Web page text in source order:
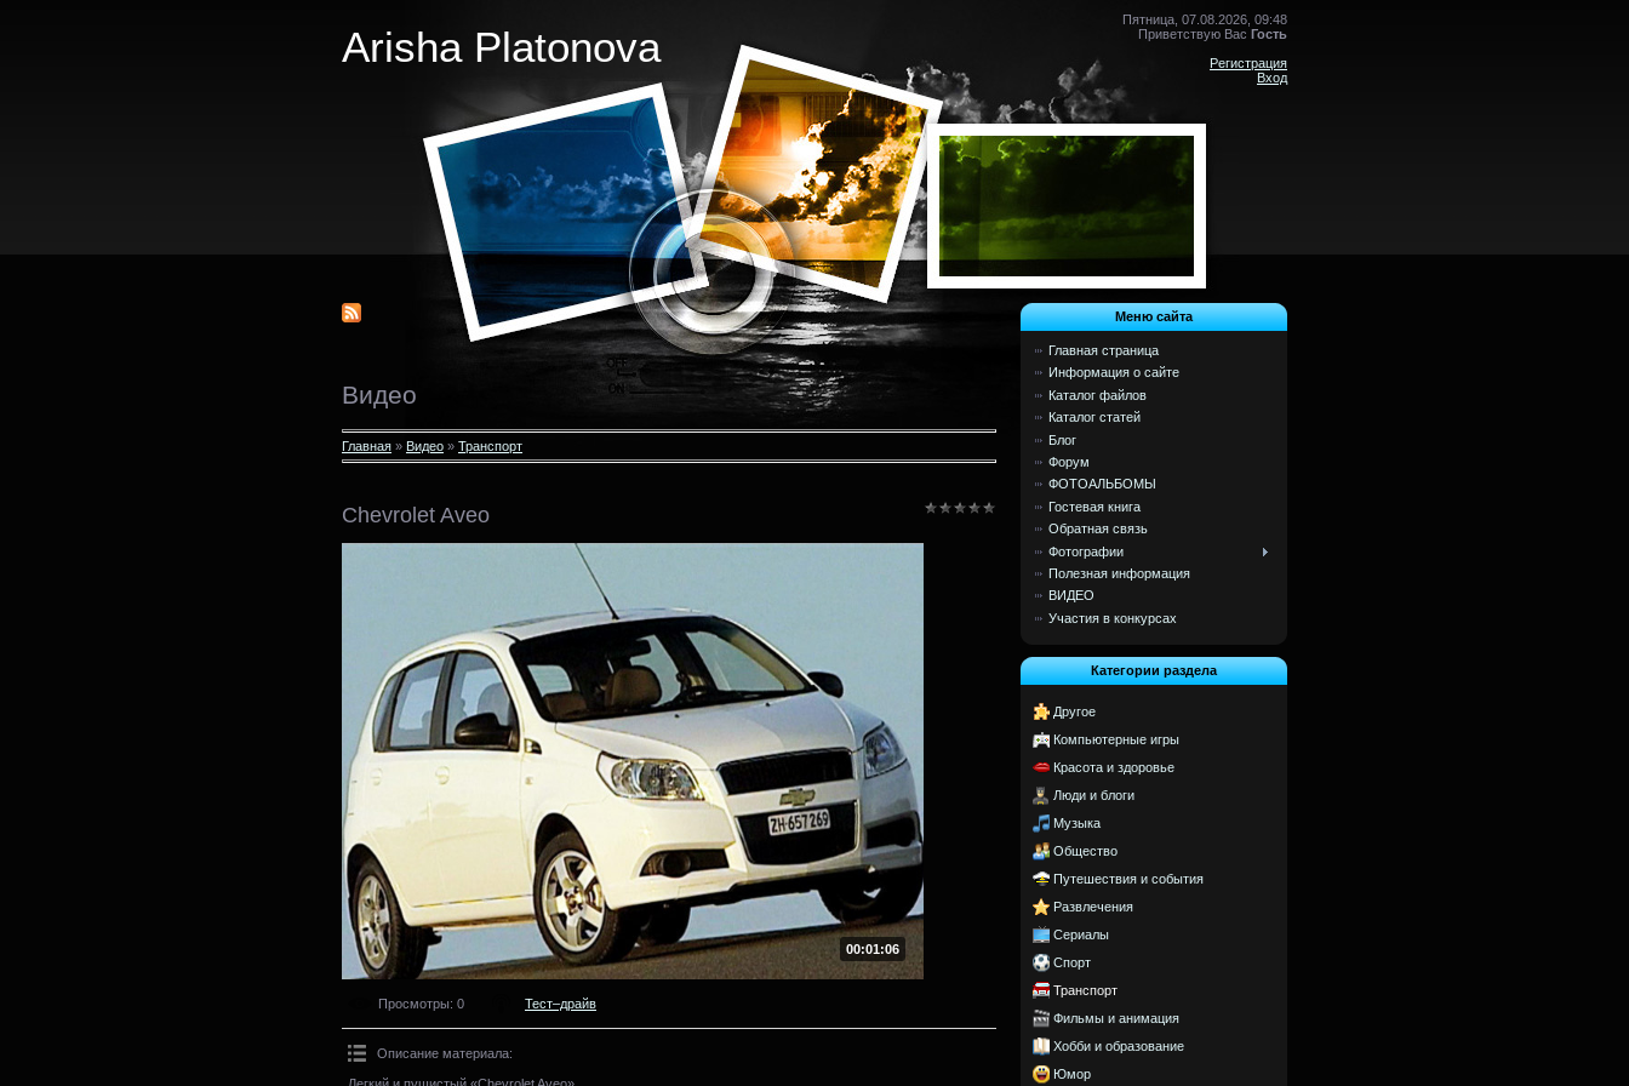
Arisha Platonova
Пятница, 07.08.2026, 09:48
Приветствую Вас Гость
Регистрация
Вход
Видео
Главная » Видео » Транспорт
Chevrolet Aveo
00:01:06
Просмотры: 0 Тест–драйв
Описание материала:
Легкий и пушистый «Chevrolet Aveo».
Меню сайта
Главная страница
Информация о сайте
Каталог файлов
Каталог статей
Блог
Форум
ФОТОАЛЬБОМЫ
Гостевая книга
Обратная связь
Фотографии
Полезная информация
ВИДЕО
Участия в конкурсах
Категории раздела
Другое
Компьютерные игры
Красота и здоровье
Люди и блоги
Музыка
Общество
Путешествия и события
Развлечения
Сериалы
Спорт
Транспорт
Фильмы и анимация
Хобби и образование
Юмор